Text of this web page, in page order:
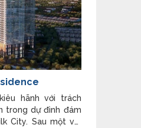
hãnh với trách
trong dự đình đám
City. Sau một vài